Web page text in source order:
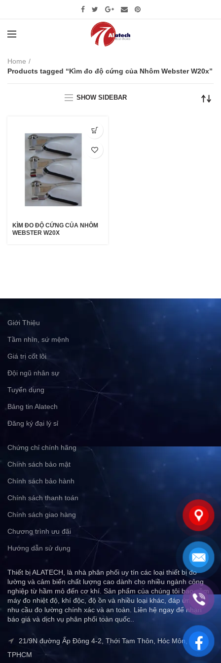
Home
Products tagged “Kìm đo độ cứng của Nhôm Webster W20x”
SHOW SIDEBAR
KÌM ĐO ĐỘ CỨNG CỦA NHÔM
WEBSTER W20X
Giới Thiệu
Tầm nhìn, sứ mệnh
Giá trị cốt lõi
Đội ngũ nhân sự
Tuyển dụng
Bảng tin Alatech
Đăng ký đại lý sỉ
Chứng chỉ chính hãng
Chính sách bảo mật
Chính sách bảo hành
Chính sách thanh toán
Chính sách giao hàng
Chương trình ưu đãi
Hướng dẫn sử dụng
Thiết bị ALATECH, là nhà phân phối uy tín các loại thiết bị đo
lường và cảm biến chất lượng cao dành cho nhiều ngành công
nghiệp từ hầm mỏ đến cơ khí. Sản phẩm của chúng tôi bao gồm
máy đo nhiệt độ, khí độc, độ ồn và nhiều loại khác, đáp ứng mọi
nhu cầu đo lường chính xác và an toàn. Liên hệ ngay để nhận
báo giá và dịch vụ phân phối toàn quốc..
21/9N đường Ấp Đông 4-2, Thới Tam Thôn, Hóc Môn,
TPHCM